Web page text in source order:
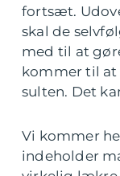
fortsæt.
skal de
med til at
kommer til at
sulten. Det
Vi kommer
indeholder